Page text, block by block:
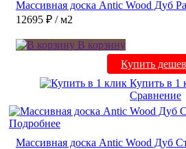
Массивная доска Antic Wood Дуб
12695 ₽ / м2
В корзину
Купить
Купить в 1
Сравнение
Подробнее
Массивная доска Antic Wood Дуб